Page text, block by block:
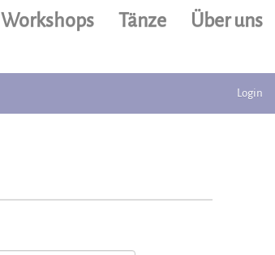
Workshops Tänze Über uns
Login